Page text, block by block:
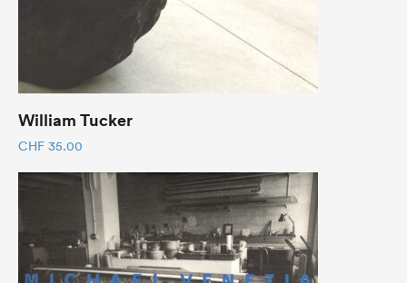
William Tucker
CHF 35.00